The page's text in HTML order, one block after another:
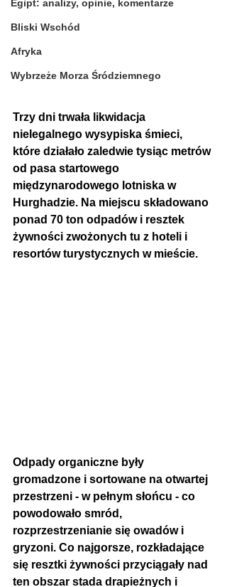
Egipt: analizy, opinie, komentarze
Bliski Wschód
Afryka
Wybrzeże Morza Śródziemnego
Trzy dni trwała likwidacja
nielegalnego wysypiska śmieci,
które działało zaledwie tysiąc metrów
od pasa startowego
międzynarodowego lotniska w
Hurghadzie. Na miejscu składowano
ponad 70 ton odpadów i resztek
żywności zwożonych tu z hoteli i
resortów turystycznych w mieście.
Odpady organiczne były
gromadzone i sortowane na otwartej
przestrzeni - w pełnym słońcu - co
powodowało smród,
rozprzestrzenianie się owadów i
gryzoni. Co najgorsze, rozkładające
się resztki żywności przyciągały nad
ten obszar stada drapieżnych i